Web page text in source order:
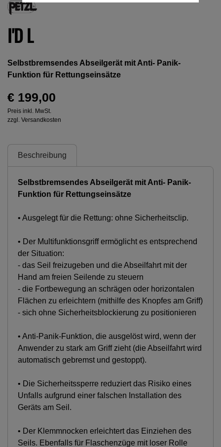
I'D L
Selbstbremsendes Abseilgerät mit Anti- Panik-
Funktion für Rettungseinsätze
€ 199,00
Preis inkl. MwSt.
zzgl. Versandkosten
Beschreibung
Selbstbremsendes Abseilgerät mit Anti- Panik-
Funktion für Rettungseinsätze
• Ausgelegt für die Rettung: ohne Sicherheitsclip.
• Der Multifunktionsgriff ermöglicht es entsprechend
der Situation:
- das Seil freizugeben und die Abseilfahrt mit der
Hand am freien Seilende zu steuern
- die Fortbewegung an schrägen oder horizontalen
Flächen zu erleichtern (mithilfe des Knopfes am Griff)
- sich ohne Sicherheitsblockierung zu positionieren
• Anti-Panik-Funktion, die ausgelöst wird, wenn der
Anwender zu stark am Griff zieht (die Abseilfahrt wird
automatisch gebremst und gestoppt).
• Die Sicherheitssperre reduziert das Risiko eines
Unfalls aufgrund einer falschen Installation des
Geräts am Seil.
• Der Klemmnocken erleichtert das Einziehen des
Seils. Ebenfalls für Flaschenzüge mit loser Rolle